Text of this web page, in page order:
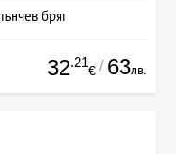
бряг
32.21
€ / 63лв.